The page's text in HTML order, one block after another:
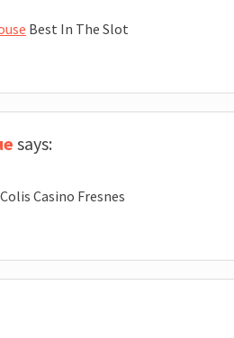
Best In The Slot
says:
Casino Fresnes